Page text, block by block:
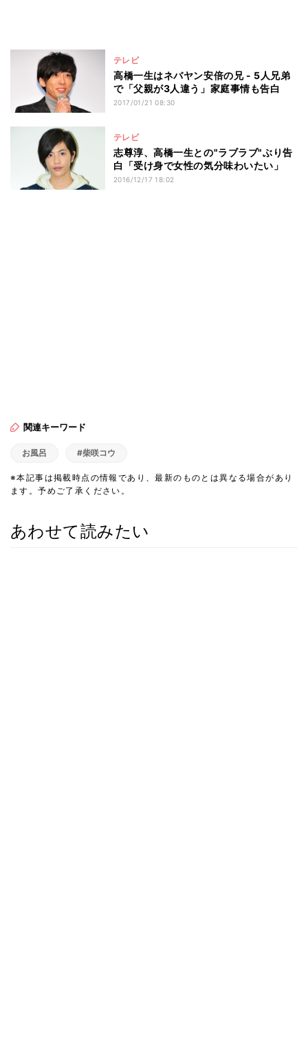
テレビ
高橋一生はネバヤン安倍の兄 - 5人兄弟
で「父親が3人違う」家庭事情も告白
2017/01/21 08:30
テレビ
志尊淳、高橋一生との"ラブラブ"ぶり告
白「受け身で女性の気分味わいたい」
2016/12/17 18:02
関連キーワード
お風呂 #柴咲コウ
※本記事は掲載時点の情報であり、最新のものとは異なる場合があり
ます。予めご了承ください。
あわせて読みたい